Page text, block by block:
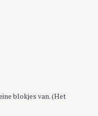
blokjes van. (Het